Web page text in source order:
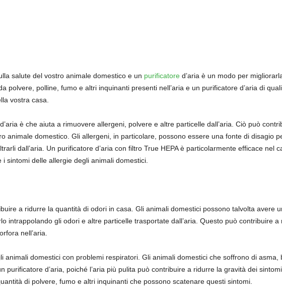
salute del vostro animale domestico e un purificatored’aria è un modo per
polvere, polline, fumo e altri inquinanti presenti nell’aria e un purificatore d’aria di
vostra casa.
è che aiuta a rimuovere allergeni, polvere e altre particelle dall’aria. Ciò può
animale domestico. Gli allergeni, in particolare, possono essere una fonte di disagio
dall’aria. Un purificatore d’aria con filtro True HEPA è particolarmente efficace nel
sintomi delle allergie degli animali domestici.
a ridurre la quantità di odori in casa. Gli animali domestici possono talvolta avere
intrappolando gli odori e altre particelle trasportate dall’aria. Questo può contribuire
nell’aria.
animali domestici con problemi respiratori. Gli animali domestici che soffrono di
purificatore d’aria, poiché l’aria più pulita può contribuire a ridurre la gravità dei
di polvere, fumo e altri inquinanti che possono scatenare questi sintomi.